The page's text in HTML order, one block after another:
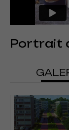
Portrait